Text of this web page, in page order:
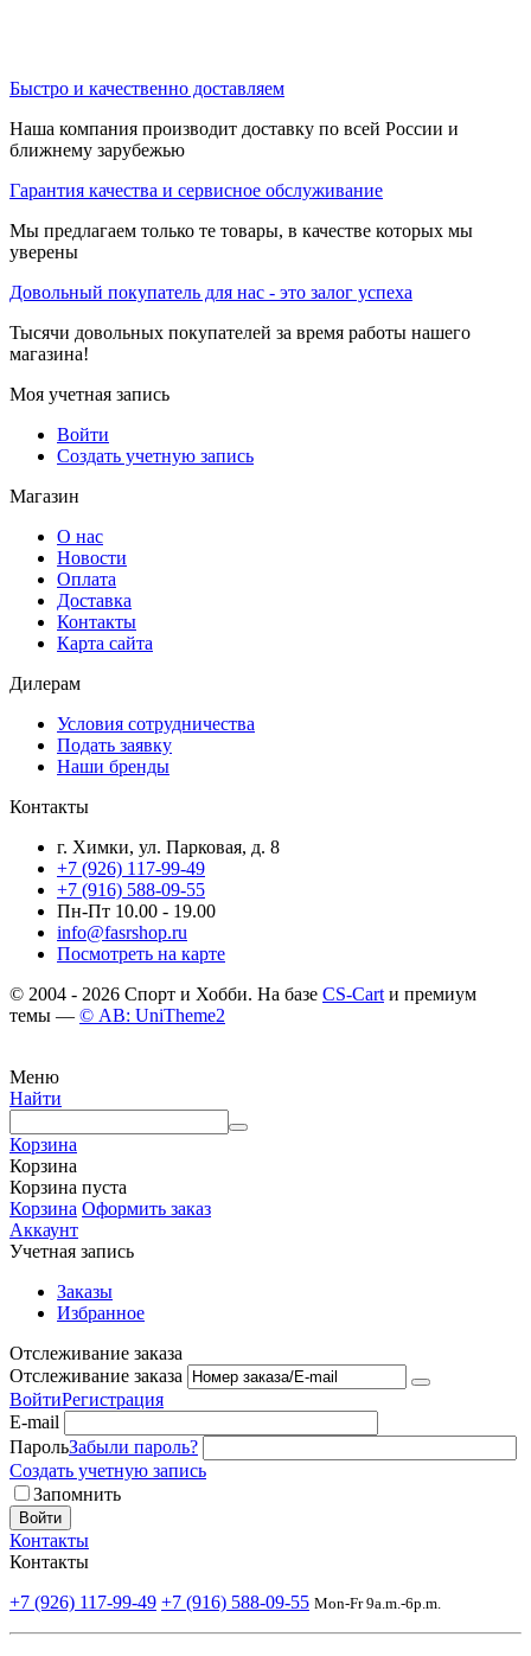
Быстро и качественно доставляем
Наша компания производит доставку по всей России и
ближнему зарубежью
Гарантия качества и сервисное обслуживание
Мы предлагаем только те товары, в качестве которых мы
уверены
Довольный покупатель для нас - это залог успеха
Тысячи довольных покупателей за время работы нашего
магазина!
Моя учетная запись
Войти
Создать учетную запись
Магазин
О нас
Новости
Оплата
Доставка
Контакты
Карта сайта
Дилерам
Условия сотрудничества
Подать заявку
Наши бренды
Контакты
г. Химки, ул. Парковая, д. 8
+7 (926) 117-99-49
+7 (916) 588-09-55
Пн-Пт 10.00 - 19.00
info@fasrshop.ru
Посмотреть на карте
© 2004 - 2026 Спорт и Хобби. На базе CS-Cart и премиум
темы — © AB: UniTheme2
Меню
Найти
Корзина
Корзина
Корзина пуста
Корзина Оформить заказ
Аккаунт
Учетная запись
Заказы
Избранное
Отслеживание заказа
Отслеживание заказа
ВойтиРегистрация
E-mail
ПарольЗабыли пароль?
Создать учетную запись
Запомнить
Войти
Контакты
Контакты
+7 (926) 117-99-49 +7 (916) 588-09-55 Mon-Fr 9a.m.-6p.m.